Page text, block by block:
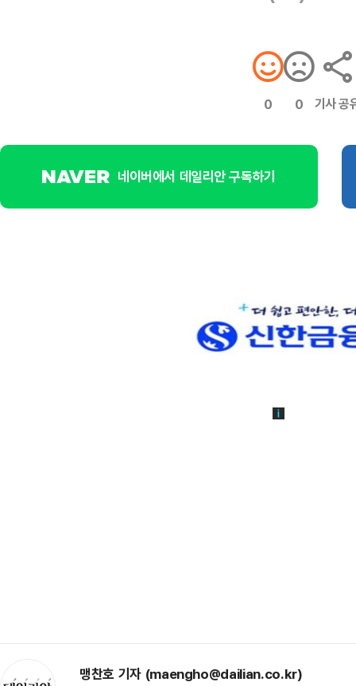
0 0 기사 공
네이버에서 데일리안 구독하기
맹찬호 기자 (maengho@dailian.co.kr)